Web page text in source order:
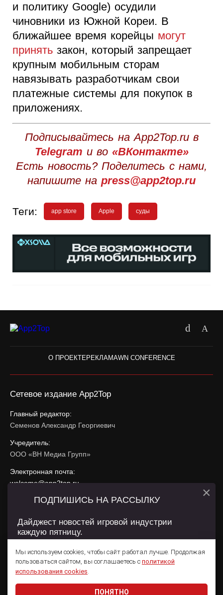
и политику Google) осудили
чиновники из Южной Кореи. В
ближайшее время корейцы могут
принять закон, который запрещает
крупным мобильным сторам
навязывать разработчикам свои
платежные системы для покупок в
приложениях.
Подписывайтесь на App2Top.ru в
Telegram и во «ВКонтакте»
Есть новость? Поделитесь с нами,
напишите на press@app2top.ru
Теги: app store Apple суды
О ПРОЕКТЕРЕКЛАМАWN CONFERENCE
Сетевое издание App2Top
Главный редактор:
Семенов Александр Георгиевич
Учредитель:
ООО «ВН Медиа Групп»
Электронная почта:
welcome@app2top.ru
При использовании материалов активная ссылка на
Сайт использует IP адреса, cookie, данные геолокации
использования содержатся вПолитике конфиденциальностии
Пользовательском соглашении .
Мы используем cookies, чтобы сайт работал лучше. Продолжая
пользоваться сайтом, вы соглашаетесь с политикой
использования cookies.
ПОНЯТНО
ПОДПИШИСЬ НА РАССЫЛКУ
Дайджест новостей игровой индустрии
каждую пятницу.
×